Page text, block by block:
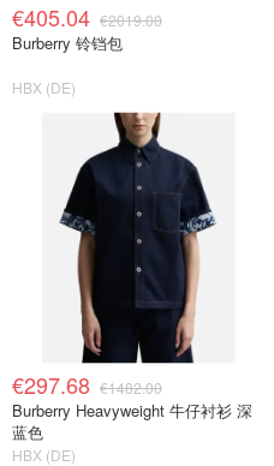
€405.04 €2019.00
Burberry 铃铛包
HBX (DE)
€297.68 €1482.00
Burberry Heavyweight 牛仔衬衫 深
蓝色
HBX (DE)